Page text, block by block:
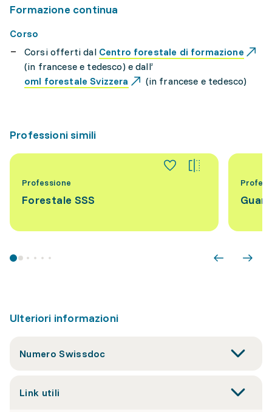
Formazione continua
Corso
Corsi offerti dal Centro forestale di formazione
(in francese e tedesco) e dall’
oml forestale Svizzera
(in francese e tedesco)
Professioni simili
Professione
Forestale SSS
Ulteriori informazioni
Numero Swissdoc
Link utili